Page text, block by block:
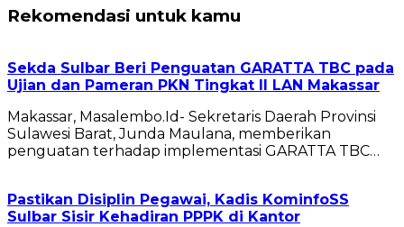
Rekomendasi untuk kamu
Sekda Sulbar Beri Penguatan GARATTA TBC pada
Ujian dan Pameran PKN Tingkat II LAN Makassar
Makassar, Masalembo.Id- Sekretaris Daerah Provinsi
Sulawesi Barat, Junda Maulana, memberikan
penguatan terhadap implementasi GARATTA TBC…
Pastikan Disiplin Pegawai, Kadis KominfoSS
Sulbar Sisir Kehadiran PPPK di Kantor